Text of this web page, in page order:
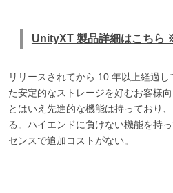
UnityXT 製品詳細はこちら
リリースされてから 10 年以上経過
た安定的なストレージを好むお客様向
とはいえ先進的な機能は持っており
る。ハイエンドに負けない機能を持
センスで追加コストがない。